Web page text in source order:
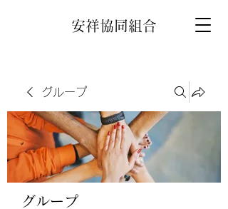
安祥協同組合
グループ
グループ